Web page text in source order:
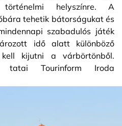
helyszínre. A
tehetik bátorságukat és
szabadulós játék
idő alatt különböző
kijutni a várbörtönből.
Tourinform Iroda